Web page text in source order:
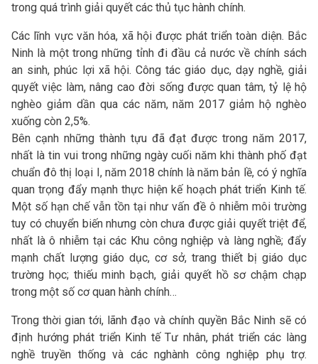
trong quá trình giải quyết các thủ tục hành chính.
Các lĩnh vực văn hóa, xã hội được phát triển toàn diện. Bắc
Ninh là một trong những tỉnh đi đầu cả nước về chính sách
an sinh, phúc lợi xã hội. Công tác giáo dục, dạy nghề, giải
quyết việc làm, nâng cao đời sống được quan tâm, tỷ lệ hộ
nghèo giảm dần qua các năm, năm 2017 giảm hộ nghèo
xuống còn 2,5%.
Bên cạnh những thành tựu đã đạt được trong năm 2017,
nhất là tin vui trong những ngày cuối năm khi thành phố đạt
chuẩn đô thị loại I, năm 2018 chính là năm bản lề, có ý nghĩa
quan trọng đẩy mạnh thực hiện kế hoạch phát triển Kinh tế.
Một số hạn chế vẫn tồn tại như vấn đề ô nhiễm môi trường
tuy có chuyển biến nhưng còn chưa được giải quyết triệt để,
nhất là ô nhiễm tại các Khu công nghiệp và làng nghề; đẩy
mạnh chất lượng giáo dục, cơ sở, trang thiết bị giáo dục
trường học; thiếu minh bạch, giải quyết hồ sơ chậm chạp
trong một số cơ quan hành chính…
Trong thời gian tới, lãnh đạo và chính quyền Bắc Ninh sẽ có
định hướng phát triển Kinh tế Tư nhân, phát triển các làng
nghề truyền thống và các nghành công nghiệp phụ trợ.